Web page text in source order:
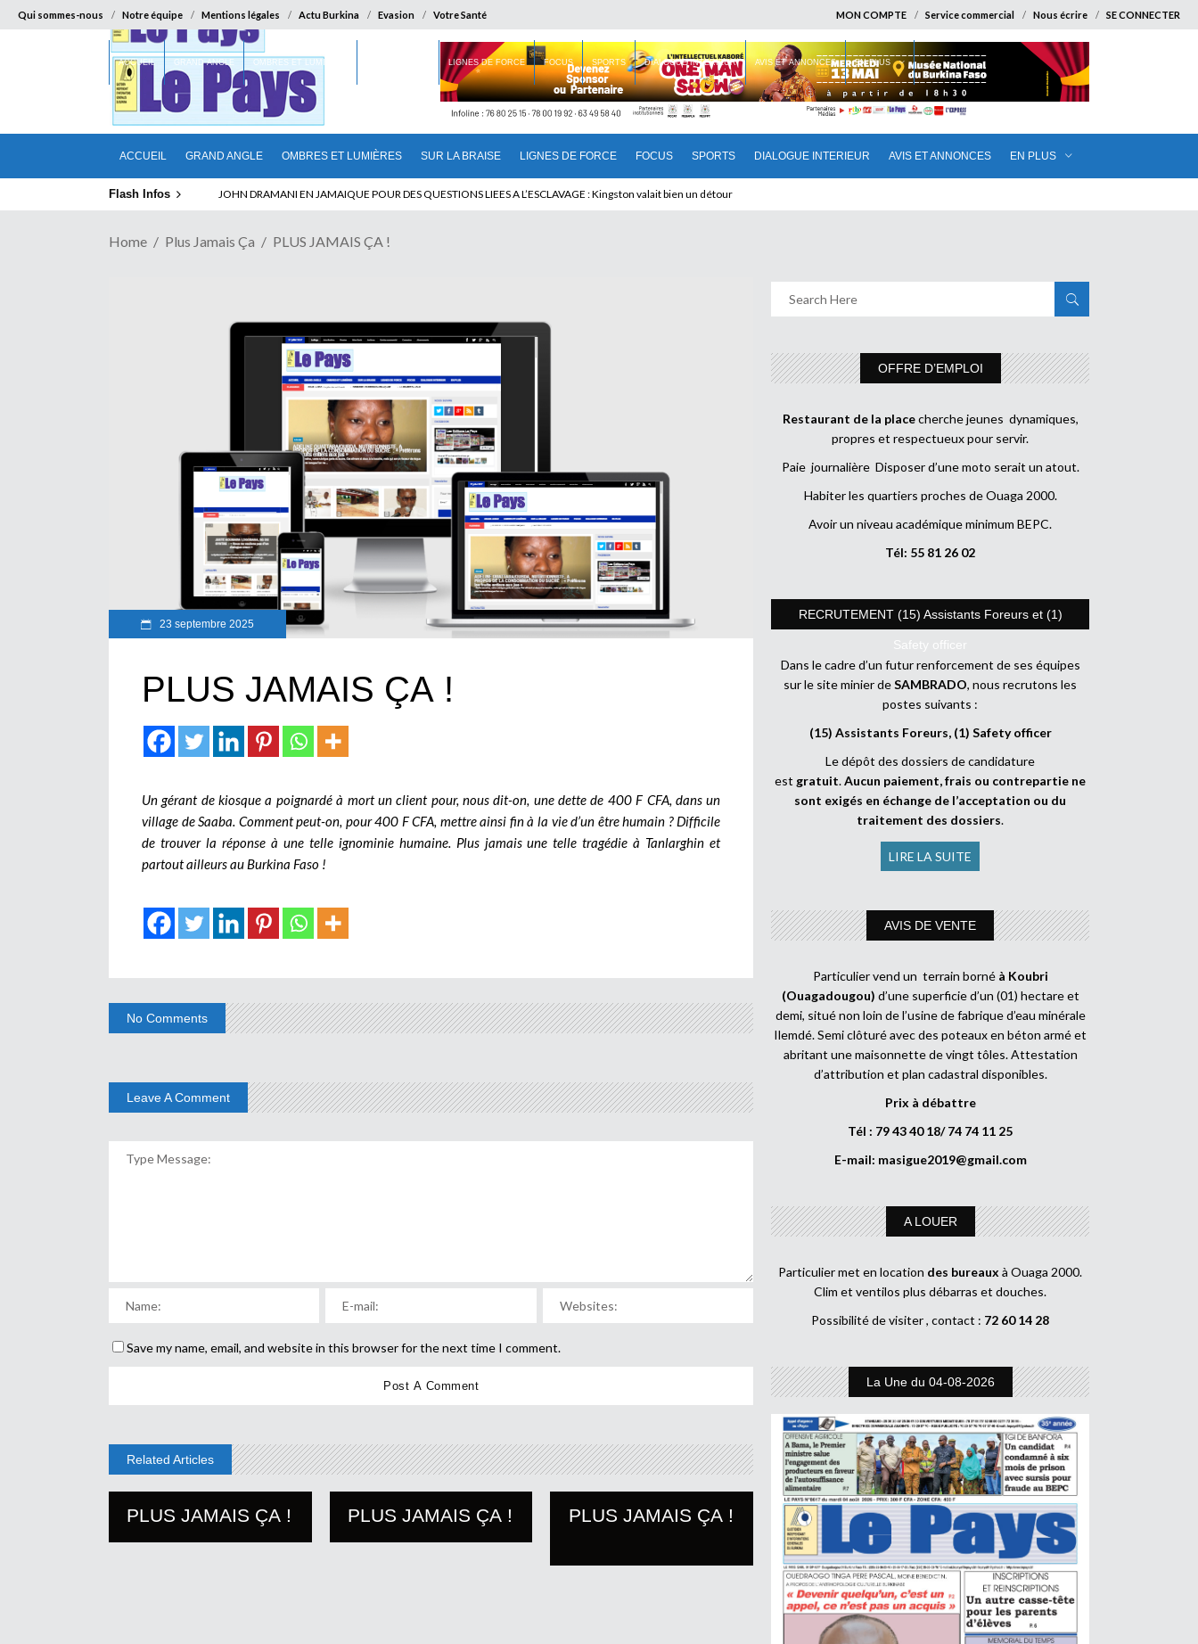
Qui sommes-nous Notre équipe Mentions légales Actu Burkina Evasion Votre Santé MON COMPTE Service commercial Nous écrire SE CONNECTER
ACCUEIL GRAND ANGLE OMBRES ET LUMIÈRES SUR LA BRAISE LIGNES DE FORCE FOCUS SPORTS DIALOGUE INTERIEUR AVIS ET ANNONCES EN PLUS
ACCUEIL GRAND ANGLE OMBRES ET LUMIÈRES LIGNES DE FORCE FOCUS SPORTS DIALOGUE INTERIEUR AVIS ET ANNONCES EN PLUS
Flash Infos ELECTION DE TALON A LA TETE DU SENAT BENINOIS : Quand Patrice quitte le pouvoir sans partir !
Home Plus Jamais Ça PLUS JAMAIS ÇA !
23 septembre 2025
PLUS JAMAIS ÇA !
Un gérant de kiosque a poignardé à mort un client pour, nous dit-on, une dette de 400 F CFA, dans un
village de Saaba. Comment peut-on, pour 400 F CFA, mettre ainsi fin à la vie d’un être humain ? Difficile
de trouver la réponse à une telle ignominie humaine. Plus jamais une telle tragédie à Tanlarghin et
partout ailleurs au Burkina Faso !
No Comments
Leave A Comment
Save my name, email, and website in this browser for the next time I comment.
Related Articles
PLUS JAMAIS ÇA ! PLUS JAMAIS ÇA ! PLUS JAMAIS ÇA !
OFFRE D’EMPLOI
Restaurant de la placecherche jeunes dynamiques,
propres et respectueux pour servir.
Paie journalière Disposer d’une moto serait un atout.
Habiter les quartiers proches de Ouaga 2000.
Avoir un niveau académique minimum BEPC.
Tél: 55 81 26 02
RECRUTEMENT (15) Assistants Foreurs et (1)
Safety officer
Dans le cadre d’un futur renforcement de ses équipes
sur le site minier deSAMBRADO, nous recrutons les
postes suivants :
(15) Assistants Foreurs, (1) Safety officer
Le dépôt des dossiers de candidature
est gratuit.Aucun paiement, frais ou contrepartie ne
sont exigés en échange de l’acceptation ou du
traitement des dossiers.
LIRE LA SUITE
AVIS DE VENTE
Particulier vend un terrain borné à Koubri
(Ouagadougou) d’une superficie d’un (01) hectare et
demi, situé non loin de l’usine de fabrique d’eau minérale
Ilemdé. Semi clôturé avec des poteaux en béton armé et
abritant une maisonnette de vingt tôles. Attestation
d’attribution et plan cadastral disponibles.
Prix à débattre
Tél : 79 43 40 18/ 74 74 11 25
E-mail: masigue2019@gmail.com
A LOUER
Particulier met en location des bureaux à Ouaga 2000.
Clim et ventilos plus débarras et douches.
Possibilité de visiter , contact : 72 60 14 28
La Une du 04-08-2026